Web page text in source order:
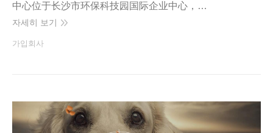
中心位于长沙市环保科技园国际企业中心，…
자세히 보기
가입회사